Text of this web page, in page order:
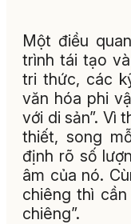
Một điều
trình tái tạo
tri thức, các
văn hóa phi
với di sản”. Vì
thiết, song
định rõ số
âm của nó.
chiêng thì
chiêng”.